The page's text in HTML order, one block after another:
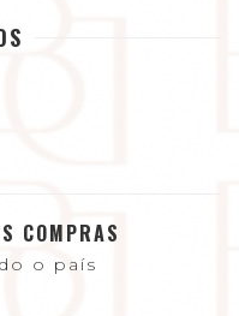
COMPRAS
o país